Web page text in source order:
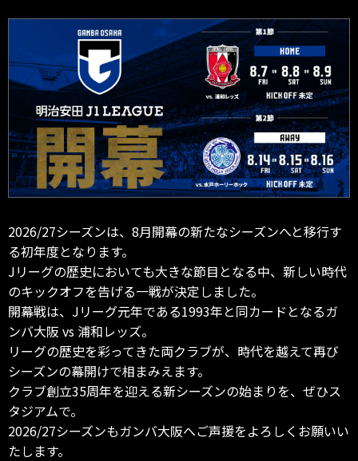
2026/27シーズンは、8月開幕の新たなシーズンへと移行す
る初年度となります。
Jリーグの歴史においても大きな節目となる中、新しい時代
のキックオフを告げる一戦が決定しました。
開幕戦は、Jリーグ元年である1993年と同カードとなるガ
ンバ大阪 vs 浦和レッズ。
リーグの歴史を彩ってきた両クラブが、時代を越えて再び
シーズンの幕開けで相まみえます。
クラブ創立35周年を迎える新シーズンの始まりを、ぜひス
タジアムで。
2026/27シーズンもガンバ大阪へご声援をよろしくお願いい
たします。